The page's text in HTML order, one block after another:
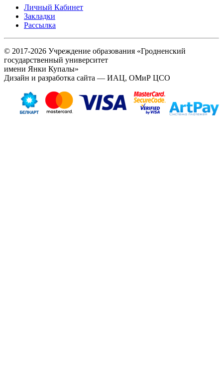
Личный Кабинет
Закладки
Рассылка
© 2017-2026 Учреждение образования «Гродненский
государственный университет
имени Янки Купалы»
Дизайн и разработка сайта — ИАЦ, ОМиР ЦСО